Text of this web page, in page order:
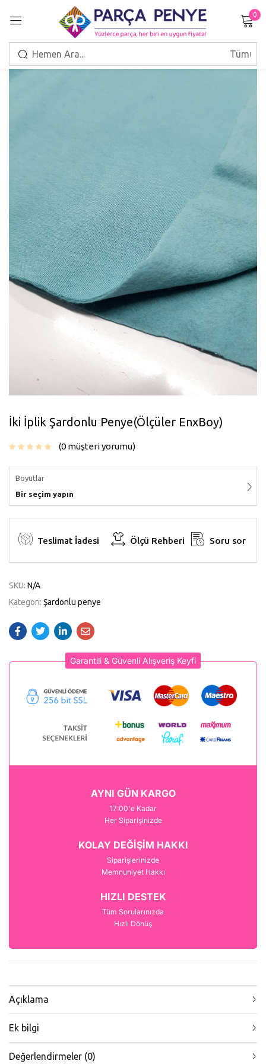
0
İki İplik Şardonlu Penye(Ölçüler EnxBoy)
0 müşteri yorumu
Boyutlar
Bir seçim yapın
Teslimat İadesi Ölçü Rehberi Soru sor
SKU: N/A
Kategori: Şardonlu penye
Garantili & Güvenli Alışveriş Keyfi
AYNI GÜN KARGO
17:00'e Kadar
Her Siparişinizde
KOLAY DEĞİŞİM HAKKI
Siparişlerinizde
Memnuniyet Hakkı
HIZLI DESTEK
Tüm Sorularınızda
Hızlı Dönüş
Açıklama
Ek bilgi
Değerlendirmeler (0)
Giriş Yap
HESAP OLUŞTUR